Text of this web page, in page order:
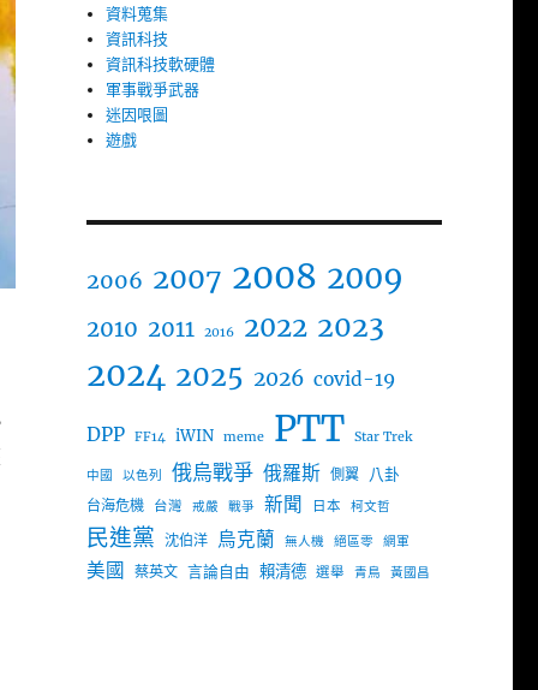
資料蒐集
資訊科技
資訊科技軟硬體
軍事戰爭武器
迷因哏圖
遊戲
2006 2007 2008 2009
2010 2011 2016 2022 2023
2024 2025 2026 covid-19
DPP FF14 iWIN meme PTT Star Trek
中國 以色列 俄烏戰爭 俄羅斯 側翼 八卦
台海危機 台灣 戒嚴 戰爭 新聞 日本 柯文哲
民進黨 沈伯洋 烏克蘭 無人機 絕區零 網軍
美國 蔡英文 言論自由 賴清德 選舉 青鳥 黃國昌